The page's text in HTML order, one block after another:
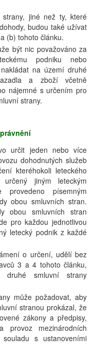
strany, jiné než ty, které
budou také užívat
(b) tohoto článku.
být nic považováno za
podniku nebo
na území druhé
a zboží včetně
nájemné s určením pro
strany.
určit jeden nebo více
dohodnutých služeb
kteréhokoli leteckého
jiným leteckým
písemným
obou smluvních stran.
obou smluvních stran
pro každou jednotlivou
letecký podnik z každé
o určení, udělí bez
3 a 4 tohoto článku,
druhé smluvní strany
může požadovat, aby
stranou prokázal, že
zákony a předpisy,
mezinárodních
s ustanoveními